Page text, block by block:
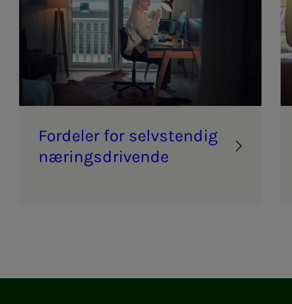
For­­­de­­­ler for selv­­­s­­ten­­­dig
næ­­­rings­­­dri­­­ven­­­de